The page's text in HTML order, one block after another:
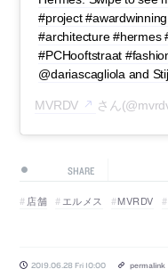
#project
#architecture #hermes
#PCHooftstraat
@dariascagliola and
MVRDV さん
SHARE
店舗 エルメス MVRDV
2019.06.28 Fri 10:00 permalink